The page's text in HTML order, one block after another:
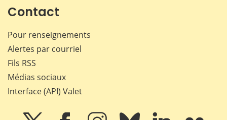
Contact
Pour renseignements
Alertes par courriel
Fils RSS
Médias sociaux
Interface (API) Valet